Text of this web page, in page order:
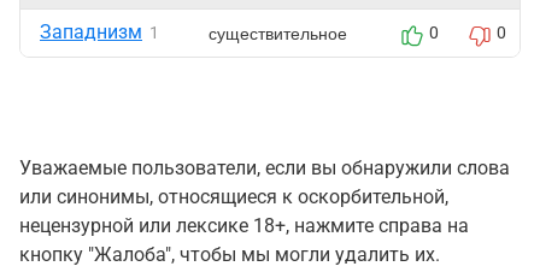
Западнизм 1 существительное 0 0
Уважаемые пользователи, если вы обнаружили слова
или синонимы, относящиеся к оскорбительной,
нецензурной или лексике 18+, нажмите справа на
кнопку "Жалоба", чтобы мы могли удалить их.